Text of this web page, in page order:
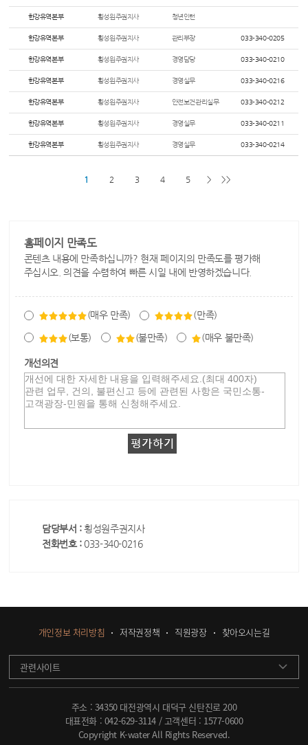
한강유역본부 횡성원주권지사 청년인턴
한강유역본부 횡성원주권지사 관리부장 033-340-0205
한강유역본부 횡성원주권지사 경영담당 033-340-0210
한강유역본부 횡성원주권지사 경영실무 033-340-0216
한강유역본부 횡성원주권지사 안전보건관리실무 033-340-0212
한강유역본부 횡성원주권지사 경영실무 033-340-0211
한강유역본부 횡성원주권지사 경영실무 033-340-0214
1 2 3 4 5 > >>
홈페이지 만족도
콘텐츠 내용에 만족하십니까? 현재 페이지의 만족도를 평가해
주십시오. 의견을 수렴하여 빠른 시일 내에 반영하겠습니다.
(매우 만족) (만족)
(보통) (불만족) (매우 불만족)
개선의견
담당부서 :횡성원주권지사
전화번호 : 033-340-0216
개인정보 처리방침 저작권정책 직원광장 찾아오시는길
관련사이트
주소 : 34350 대전광역시 대덕구 신탄진로 200
대표전화 : 042-629-3114 / 고객센터 : 1577-0600
Copyright K-water All Rights Reserved.